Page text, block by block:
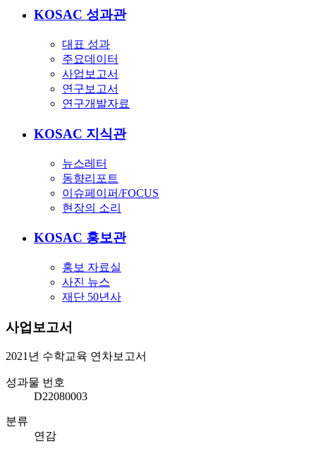
KOSAC 성과관
대표 성과
주요데이터
사업보고서
연구보고서
연구개발자료
KOSAC 지식관
뉴스레터
동향리포트
이슈페이퍼/FOCUS
현장의 소리
KOSAC 홍보관
홍보 자료실
사진 뉴스
재단 50년사
사업보고서
2021년 수학교육 연차보고서
성과물 번호
D22080003
분류
연감